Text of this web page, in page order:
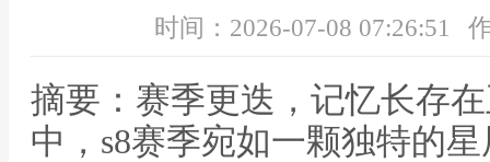
时间：2026-07-08 07:26:51
摘要：赛季更迭，记忆长存
中，s8赛季宛如一颗独特的